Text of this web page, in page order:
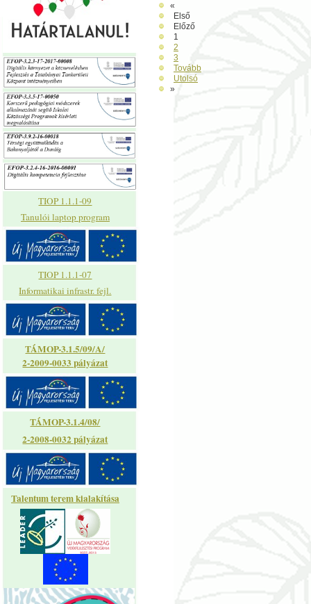
TIOP 1.1.1-09
Tanulói laptop program
TIOP 1.1.1-07
Informatikai infrastr. fejl.
TÁMOP-3.1.5/09/A/
2-2009-0033 pályázat
TÁMOP-3.1.4/08/
2-2008-0032 pályázat
Talentum terem kialakítása
«
Első
Előző
1
2
3
Tovább
Utolsó
»